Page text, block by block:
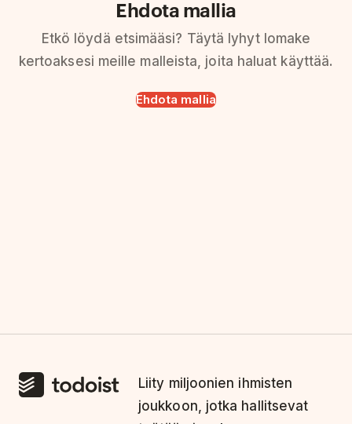
Ehdota mallia
Etkö löydä etsimääsi? Täytä lyhyt lomake
kertoaksesi meille malleista, joita haluat käyttää.
Ehdota mallia
Liity miljoonien ihmisten
joukkoon, jotka hallitsevat